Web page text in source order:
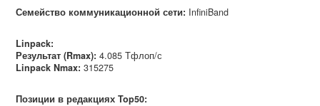
Семейство коммуникационной сети: InfiniBand
Linpack:
Результат (Rmax): 4.085 Тфлоп/с
Linpack Nmax: 315275
Позиции в редакциях Top50: